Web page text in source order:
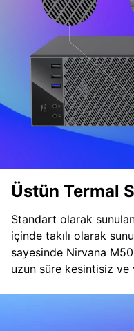
Üstün Termal
Standart olarak
içinde takılı olarak
sayesinde Nirvana
uzun süre kesintisiz ve